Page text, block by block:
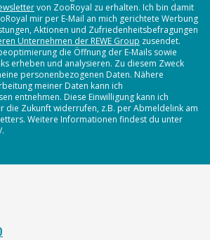
von ZooRoyal zu erhalten. Ich bin damit
mir per E-Mail an mich gerichtete Werbung
Aktionen und Zufriedenheitsbefragungen
Unternehmen der REWE Group zusendet.
die Öffnung der E-Mails sowie
erheben und analysieren. Zu diesem Zweck
personenbezogenen Daten. Nähere
meiner Daten kann ich
entnehmen. Diese Einwilligung kann ich
die Zukunft widerrufen, z.B. per Abmeldelink am
Weitere Informationen findest du unter